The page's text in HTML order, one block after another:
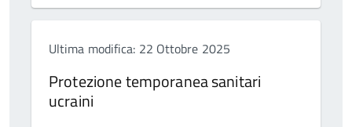
Ultima modifica: 22 Ottobre 2025
Protezione temporanea sanitari
ucraini